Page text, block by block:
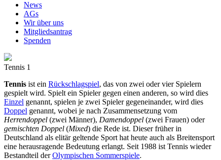
News
AGs
Wir über uns
Mitgliedsantrag
Spenden
Tennis 1
Tennis ist ein Rückschlagspiel, das von zwei oder vier Spielern
gespielt wird. Spielt ein Spieler gegen einen anderen, so wird dies
Einzel genannt, spielen je zwei Spieler gegeneinander, wird dies
Doppel genannt, wobei je nach Zusammensetzung vom
Herrendoppel (zwei Männer), Damendoppel (zwei Frauen) oder
gemischten Doppel (Mixed) die Rede ist. Dieser früher in
Deutschland als elitär geltende Sport hat heute auch als Breitensport
eine herausragende Bedeutung erlangt. Seit 1988 ist Tennis wieder
Bestandteil derOlympischen Sommerspiele.